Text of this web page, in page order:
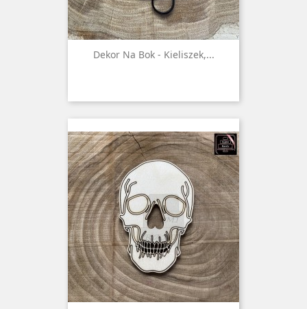
Dekor Na Bok - Kieliszek,...